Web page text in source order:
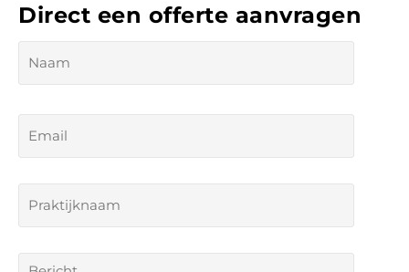
Direct een offerte aanvragen